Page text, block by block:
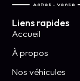
Liens rapides
Accueil
À propos
Nos véhicules